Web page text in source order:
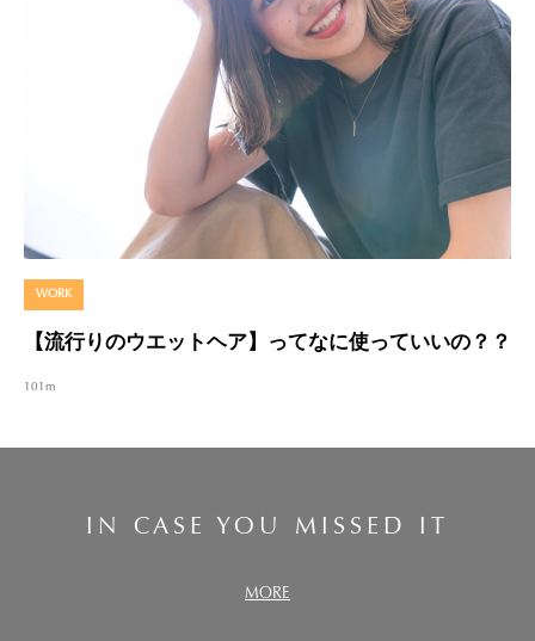
WORK
【流行りのウエットヘア】ってなに使っていいの？？
101m
IN CASE YOU MISSED IT
MORE